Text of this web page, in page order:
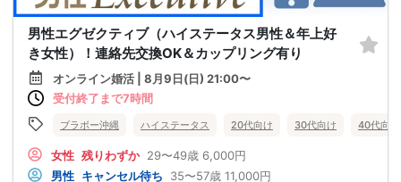
男性エグゼクティブ（ハイステータス男性＆年上好
き女性）！連絡先交換OK＆カップリング有り
オンライン婚活 | 8月9日(日) 21:00〜
受付終了まで7時間
ブラボー沖縄 ハイステータス 20代向け 30代向け 40代向け
女性 残りわずか 29〜49歳 6,000円
男性 キャンセル待ち 35〜57歳 11,000円